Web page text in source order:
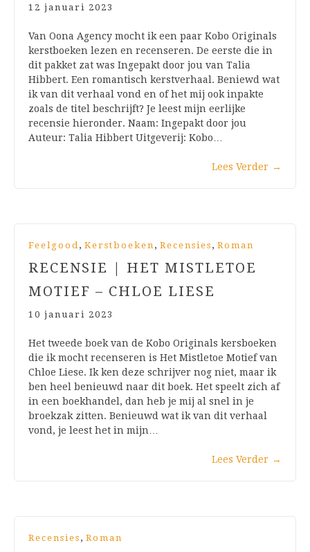
12 januari 2023
Van Oona Agency mocht ik een paar Kobo Originals
kerstboeken lezen en recenseren. De eerste die in
dit pakket zat was Ingepakt door jou van Talia
Hibbert. Een romantisch kerstverhaal. Beniewd wat
ik van dit verhaal vond en of het mij ook inpakte
zoals de titel beschrijft? Je leest mijn eerlijke
recensie hieronder. Naam: Ingepakt door jou
Auteur: Talia Hibbert Uitgeverij: Kobo…
Lees Verder →
Feelgood , Kerstboeken , Recensies , Roman
RECENSIE | HET MISTLETOE
MOTIEF – CHLOE LIESE
10 januari 2023
Het tweede boek van de Kobo Originals kersboeken
die ik mocht recenseren is Het Mistletoe Motief van
Chloe Liese. Ik ken deze schrijver nog niet, maar ik
ben heel benieuwd naar dit boek. Het speelt zich af
in een boekhandel, dan heb je mij al snel in je
broekzak zitten. Benieuwd wat ik van dit verhaal
vond, je leest het in mijn…
Lees Verder →
Recensies , Roman